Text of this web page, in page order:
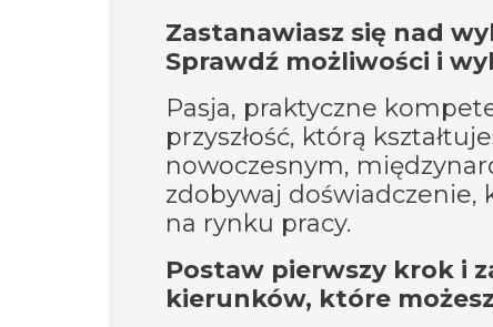
Zastanawiasz się nad
Sprawdź możliwości i
Pasja, praktyczne
przyszłość, którą
nowoczesnym,
zdobywaj doświadczenie,
na rynku pracy.
Postaw pierwszy krok i
kierunków, które